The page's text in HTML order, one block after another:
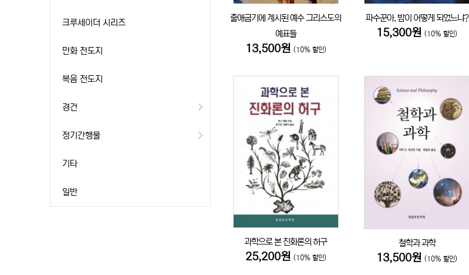
출애굽기에 계시된 예수 그리스도의
예표들
13,500원 (10% 할인)
파수꾼아, 밤이 어떻게 되었느냐?
15,300원(10% 할인)
과학으로 본 진화론의 허구
25,200원 (10% 할인)
철학과 과학
13,500원(10% 할인)
크루세이더 시리즈
만화 전도지
복음 전도지
경건
정기간행물
기타
일반